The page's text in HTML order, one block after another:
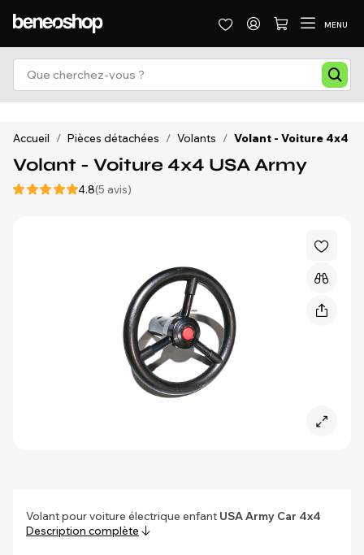
MENU
Accueil / Pièces détachées / Volants / Volant - Voiture 4x4
Volant - Voiture 4x4 USA Army
4.8(5 avis)
Volant pour voiture électrique enfant USA Army Car 4x4
Description complète